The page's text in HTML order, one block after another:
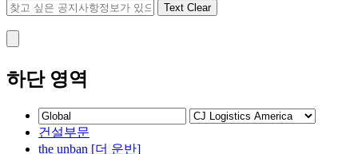
Text Clear
하단 영역
건설부문
the unban [더 운반]